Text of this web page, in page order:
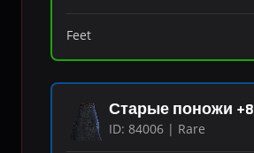
Feet
Старые поножи +8
ID: 84006 | Rare